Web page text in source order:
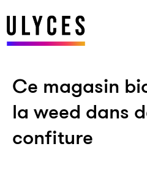
Ce magasin
la weed dans
confiture